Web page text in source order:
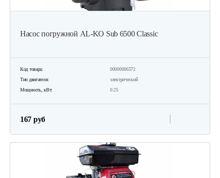
Насос погружной AL-KO Sub 6500 Classic
Код товара:
00000006572
Тип двигателя:
электрический
Мощность, кВт:
0.25
167 руб